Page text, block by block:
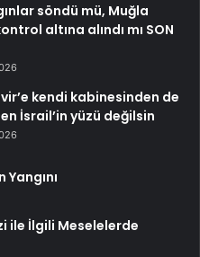
söndü mü, Muğla
altına alındı mı SON
kendi kabinesinden de
İsrail’in yüzü değilsin
ile İlgili Meselelerde